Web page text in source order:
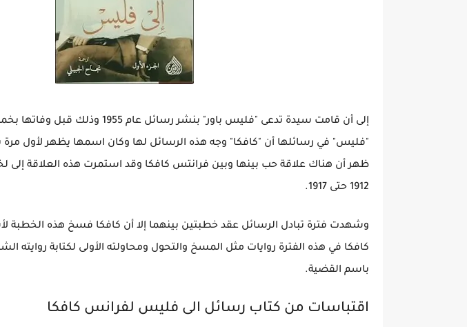
إلى أن قامت سيدة تدعى "فليس باور" بنشر رسائل
"فليس" في رسائلها أن "كافكا" وجه هذه الرسائل لها وكان اسمها يظهر لأول مرة
ظهر أن هناك علاقة حب بينها وبين فرانتس كافكا وقد استمرت هذه العلاقة
1912 حتى 1917.
وشهدت فترة تبادل الرسائل عقد خطبتين بينهما إلا أن كافكا فسخ هذه الخطبة
كافكا في هذه الفترة روايات مثل المسخ والتحول ومحاولته الأولى لكتابة روايته
باسم القضية.
اقتباسات من كتاب رسائل الى فليس لفرانس كافكا